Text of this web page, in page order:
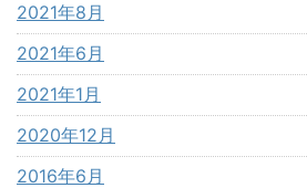
2021年8月
2021年6月
2021年1月
2020年12月
2016年6月